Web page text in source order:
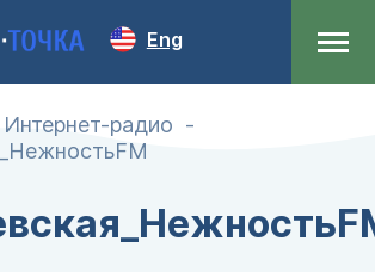
Eng
Интернет-радио